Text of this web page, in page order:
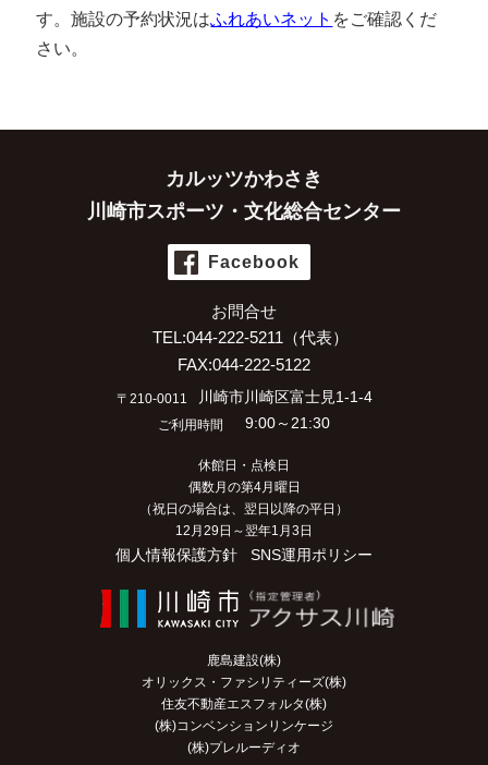
す。施設の予約状況はふれあいネット をご確認くだ
さい。
カルッツかわさき
川崎市スポーツ・文化総合センター
Facebook
お問合せ
TEL:044-222-5211（代表）
FAX:044-222-5122
〒210-0011 川崎市川崎区富士見1-1-4
ご利用時間 9:00～21:30
休館日・点検日
偶数月の第4月曜日
（祝日の場合は、翌日以降の平日）
12月29日～翌年1月3日
個人情報保護方針 SNS運用ポリシー
鹿島建設(株)
オリックス・ファシリティーズ(株)
住友不動産エスフォルタ(株)
(株)コンベンションリンケージ
(株)プレルーディオ